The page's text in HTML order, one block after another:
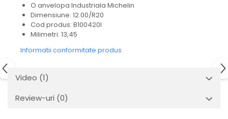
O anvelopa Industriala Michelin
Dimensiune: 12.00/R20
Cod produs: B100420I
Milimetri: 13,45
Informatii conformitate produs
Video (1)
Review-uri (0)